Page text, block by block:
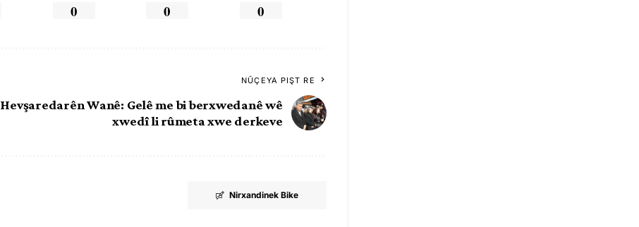
0 0 0
NÛÇEYA PIŞT RE
Hevşaredarên Wanê: Gelê me bi berxwedanê wê
xwedî li rûmeta xwe derkeve
Nirxandinek Bike